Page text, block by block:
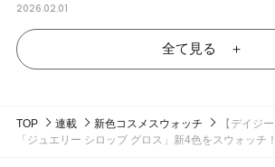
2026.02.01
全て見る ＋
TOP 連載 新色コスメスウォッチ
【デイジ
「ジュエリー シロップ グロス」新4色をスウォッチ